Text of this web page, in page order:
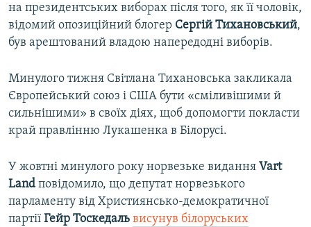
на президентських виборах після того, як її чоловік,
відомий опозиційний блогер Сергій Тихановський,
був арештований владою напередодні виборів.
Минулого тижня Світлана Тихановська закликала
Європейський союз і США бути «сміливішими й
сильнішими» в своїх діях, щоб допомогти покласти
край правлінню Лукашенка в Білорусі.
У жовтні минулого року норвезьке видання Vart
Land повідомило, що депутат норвезького
парламенту від Християнсько-демократичної
партії Гейр Тоскедаль висунув білоруських